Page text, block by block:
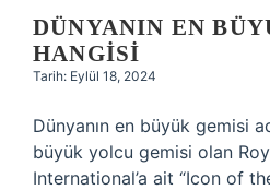
DÜNYANIN EN
HANGISI
Tarih: Eylül 18, 2024
Dünyanın en büyük gemisi
büyük yolcu gemisi olan
International’a ait “Icon of